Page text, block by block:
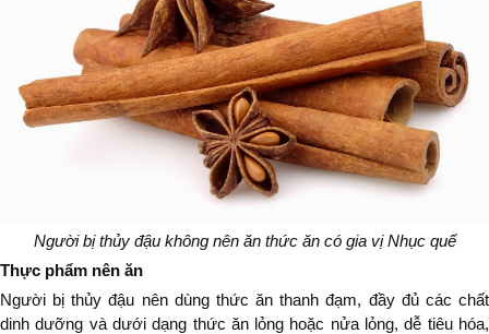
Người bị thủy đậu không nên ăn thức ăn có gia vị Nhục quế
Thực phẩm nên ăn
Người bị thủy đậu nên dùng thức ăn thanh đạm, đầy đủ các chất
dinh dưỡng và dưới dạng thức ăn lỏng hoặc nửa lỏng, dễ tiêu hóa,